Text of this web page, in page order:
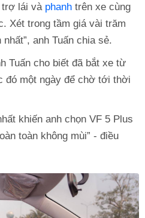
trợ lái và phanh trên xe cùng
Xét trong tầm giá vài trăm
anh Tuấn chia sẻ.
Tuấn cho biết đã bắt xe từ
đó một ngày để chờ tới thời
khiến anh chọn VF 5 Plus
toàn không mùi” - điều